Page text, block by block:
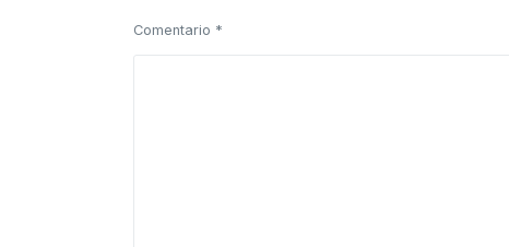
Comentario *